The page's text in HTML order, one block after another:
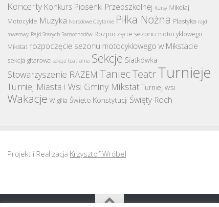
Koncerty Konkurs Piosenki Przedszkolnej Kursy Mikołaj
Motocykle Muzyka Narodowe Czytanie Piłka Nożna Plastyka rajd
rowerowy Rajd Starych Samochodów Rozpoczęcie sezonu motocyklowego
Mikstat rozpoczęcie sezonu motocyklowego w Mikstacie
sekcja gitarowa sekcja teatralna Sekcje Siatkówka
Stowarzyszenie RAZEM TaniecTeatrTurnieje
Turniej Miasta i Wsi Gminy Mikstat Turniej wsi
Wakacje Wigilia Święto Konstytucji Święty Roch
Projekt i Realizacja Krzysztof Wróbel